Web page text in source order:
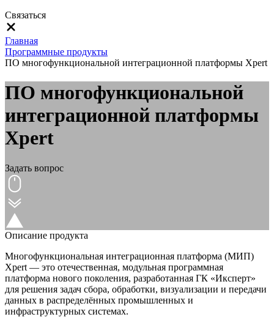
Связаться
Главная
Программные продукты
ПО многофункциональной интеграционной платформы Xpert
ПО многофункциональной
интеграционной платформы
Xpert
Задать вопрос
Описание продукта
Многофункциональная интеграционная платформа (МИП)
Xpert — это отечественная, модульная программная
платформа нового поколения, разработанная ГК «Иксперт»
для решения задач сбора, обработки, визуализации и передачи
данных в распределённых промышленных и
инфраструктурных системах.